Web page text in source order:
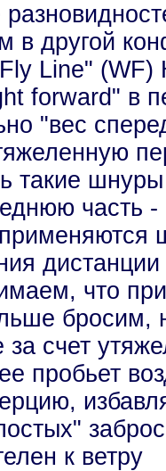
в другой
Line" (WF)
forward" в
"вес
такие
часть
что
бросим,
счет
пробьет
к ветру